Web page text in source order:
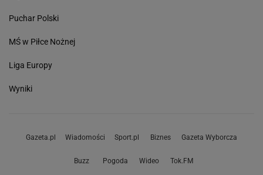
Puchar Polski
MŚ w Piłce Nożnej
Liga Europy
Wyniki
Gazeta.pl Wiadomości Sport.pl Biznes Gazeta Wyborcza
Buzz Pogoda Wideo Tok.FM